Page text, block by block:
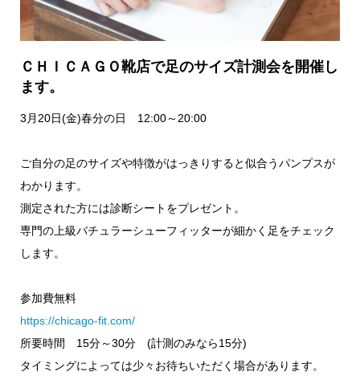
ＣＨＩＣＡＧＯ靴店で足のサイズ計測会を開催し
ます。
3月20日(金)春分の日 12:00～20:00
ご自分の足のサイズや特徴がはっきりすると似合うパンプスが
わかります。
測定された方には診断シートをプレゼント。
専門の上級バチュラーシューフィッターが細かく足をチェック
します。
参加費無料
https://chicago-fit.com/
所要時間 15分～30分 (計測のみなら15分)
タイミングによっては少々お待ちいただく場合があります。